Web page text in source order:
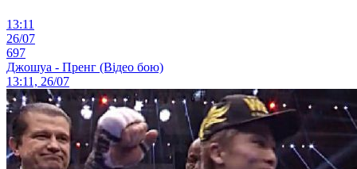
13:11
26/07
697
Джошуа - Пренг (Відео бою)
13:11, 26/07